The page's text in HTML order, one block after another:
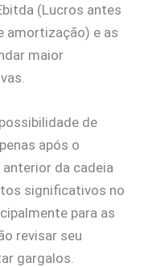
(Lucros antes
amortização) e as
maior
de
após o
da cadeia
significativos no
para as
revisar seu
gargalos.